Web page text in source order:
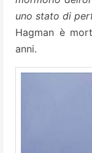
uno stato di
Hagman è
anni.